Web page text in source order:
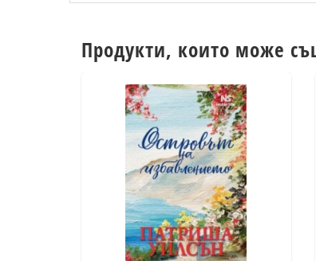
Продукти, които може